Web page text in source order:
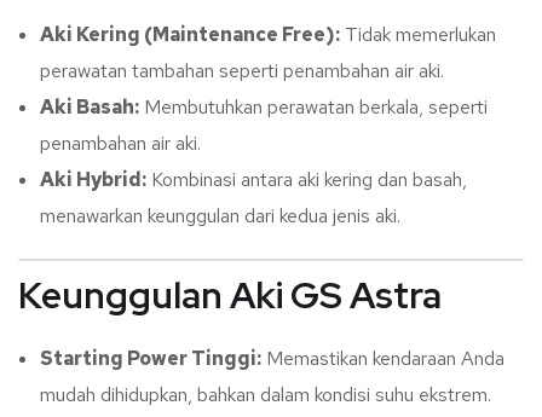
Aki Kering (Maintenance Free): Tidak memerlukan
perawatan tambahan seperti penambahan air aki.
Aki Basah: Membutuhkan perawatan berkala, seperti
penambahan air aki.
Aki Hybrid: Kombinasi antara aki kering dan basah,
menawarkan keunggulan dari kedua jenis aki.
Keunggulan Aki GS Astra
Starting Power Tinggi: Memastikan kendaraan Anda
mudah dihidupkan, bahkan dalam kondisi suhu ekstrem.